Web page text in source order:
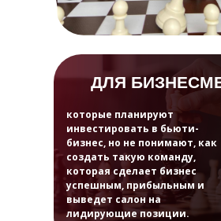
которые планируют
инвестировать в бьюти-
бизнес, но не понимают, как
создать такую команду,
которая сделает бизнес
успешным, прибыльным и
выведет салон на
лидирующие позиции.
ДЛЯ